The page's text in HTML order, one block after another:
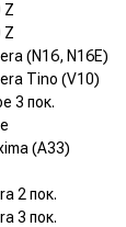
Z
Z
(N16, N16E)
Tino (V10)
3 пок.
(A33)
2 пок.
3 пок.